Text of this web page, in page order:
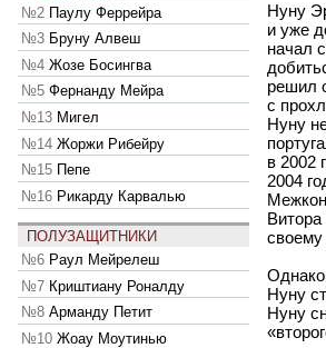
№2 Паулу Феррейра
№3 Бруну Алвеш
№4 Жозе Босингва
№5 Фернанду Мейра
№13 Мигел
№14 Жоржи Рибейру
№15 Пепе
№16 Рикарду Карвалью
ПОЛУЗАЩИТНИКИ
№6 Раул Мейрелеш
№7 Криштиану Роналду
№8 Арманду Петит
№10 Жоау Моутинью
Нуну
и уже
начал
решил
с
Нуну
в 2002
2004
своему
Нуну
Нуну